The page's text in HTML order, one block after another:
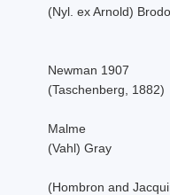
(Nyl. ex Arnold)
Newman 1907
(Taschenberg, 1882)
Malme
(Vahl) Gray
(Hombron and